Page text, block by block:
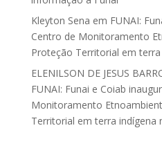
Kleyton Sena em FUNAI:
Centro de Monitoramento
Proteção Territorial em
ELENILSON DE JESUS
FUNAI: Funai e Coiab
Monitoramento
Territorial em terra indígena